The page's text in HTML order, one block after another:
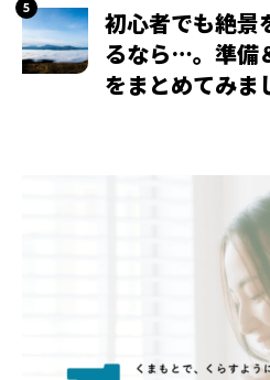
初心者でも絶景
るなら…。準備
をまとめてみま